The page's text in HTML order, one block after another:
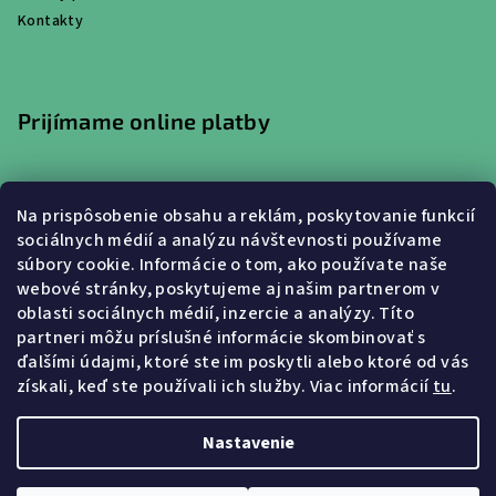
Na prispôsobenie obsahu a reklám, poskytovanie funkcií
sociálnych médií a analýzu návštevnosti používame
súbory cookie. Informácie o tom, ako používate naše
webové stránky, poskytujeme aj našim partnerom v
oblasti sociálnych médií, inzercie a analýzy. Títo
partneri môžu príslušné informácie skombinovať s
ďalšími údajmi, ktoré ste im poskytli alebo ktoré od vás
získali, keď ste používali ich služby. Viac informáciítu.
Nastavenie
Kontakty
Prijímame online platby
Nákupný košík
0ks /€0